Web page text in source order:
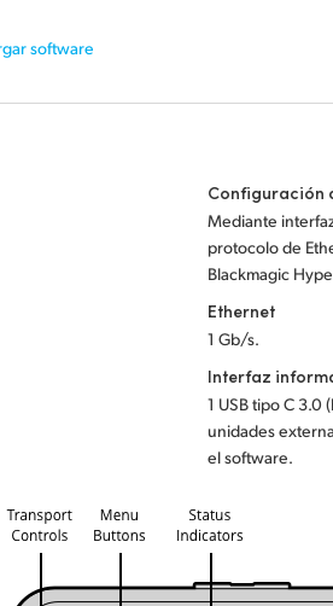
software
Configuración
Mediante
protocolo de
Blackmagic
Ethernet
1 Gb/s.
Interfaz
1 USB tipo C 3.0
unidades
el software.